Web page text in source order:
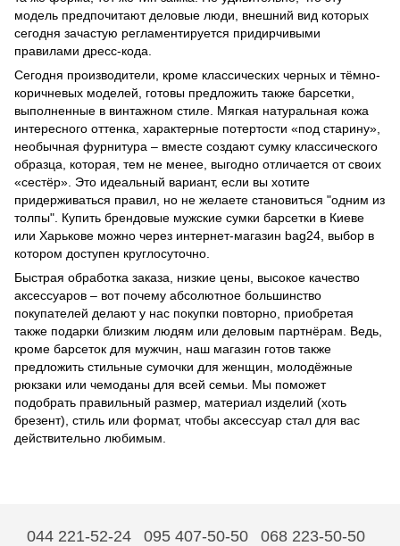
модель предпочитают деловые люди, внешний вид которых
сегодня зачастую регламентируется придирчивыми
правилами дресс-кода.
Сегодня производители, кроме классических черных и тёмно-
коричневых моделей, готовы предложить также барсетки,
выполненные в винтажном стиле. Мягкая натуральная кожа
интересного оттенка, характерные потертости «под старину»,
необычная фурнитура – вместе создают сумку классического
образца, которая, тем не менее, выгодно отличается от своих
«сестёр». Это идеальный вариант, если вы хотите
придерживаться правил, но не желаете становиться "одним из
толпы". Купить брендовые мужские сумки барсетки в Киеве
или Харькове можно через интернет-магазин bag24, выбор в
котором доступен круглосуточно.
Быстрая обработка заказа, низкие цены, высокое качество
аксессуаров – вот почему абсолютное большинство
покупателей делают у нас покупки повторно, приобретая
также подарки близким людям или деловым партнёрам. Ведь,
кроме барсеток для мужчин, наш магазин готов также
предложить стильные сумочки для женщин, молодёжные
рюкзаки или чемоданы для всей семьи. Мы поможет
подобрать правильный размер, материал изделий (хоть
брезент), стиль или формат, чтобы аксессуар стал для вас
действительно любимым.
044 221-52-24 095 407-50-50 068 223-50-50